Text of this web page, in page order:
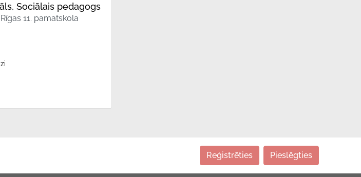
Sociālais pedagogs
11. pamatskola
Reģistrēties Pieslēgties